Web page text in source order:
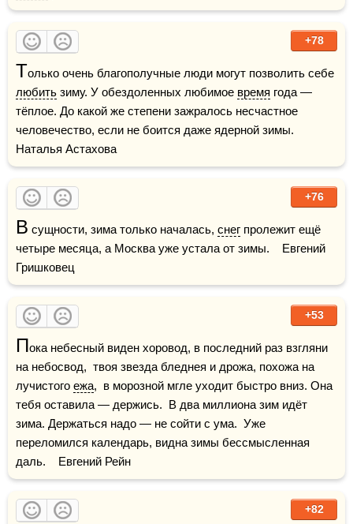
+78
Т
любить зиму. У обездоленных любимое время года —
тёплое. До какой же степени зажралось несчастное
человечество, если не боится даже ядерной зимы.
Наталья Астахова
+76
В сущности, зима только началась, снег пролежит ещё
четыре месяца, а Москва уже устала от зимы.    Евгений
Гришковец
+53
Пока небесный виден хоровод, в последний раз взгляни
на небосвод,  твоя звезда бледнея и дрожа, похожа на
лучистого ежа,  в морозной мгле уходит быстро вниз. Она
тебя оставила — держись.  В два миллиона зим идёт
зима. Держаться надо — не сойти с ума.  Уже
переломился календарь, видна зимы бессмысленная
даль.    Евгений Рейн
+82